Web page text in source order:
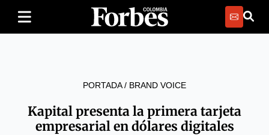
PORTADA/ BRAND VOICE
Kapital presenta la primera tarjeta
empresarial en dólares digitales